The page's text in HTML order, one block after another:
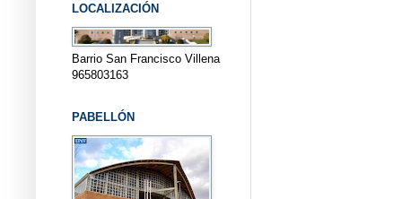
LOCALIZACIÓN
Barrio San Francisco Villena
965803163
PABELLÓN